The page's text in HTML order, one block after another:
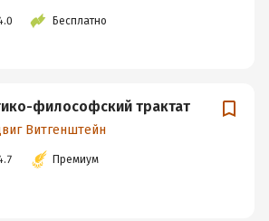
Бесплатно
философский трактат
Витгенштейн
Премиум